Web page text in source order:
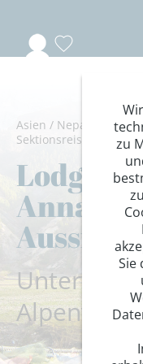
Asien / Nepal
Sektionsreisen -
Lodge-
zu
Sie